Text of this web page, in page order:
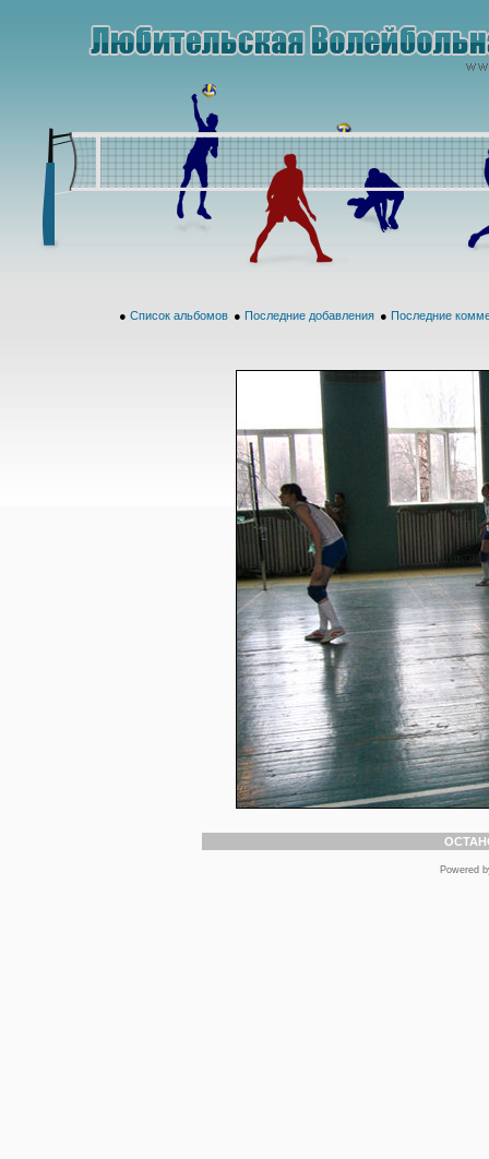
● Список альбомов ● Последние добавления ● Последние
Powered